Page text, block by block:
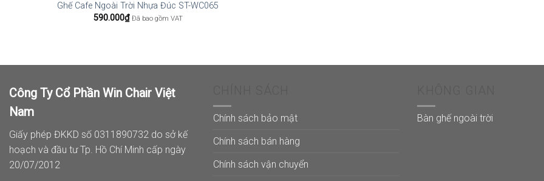
Ghế Cafe Ngoài Trời Nhựa Đúc ST-WC065
590.000₫ Đã bao gồm VAT
Công Ty Cổ Phần Win Chair Việt
Nam
Giấy phép ĐKKD số 0311890732 do sở kế
hoạch và đầu tư Tp. Hồ Chí Minh cấp ngày
20/07/2012
Chính sách bảo mật
Chính sách bán hàng
Chính sách vận chuyển
Bàn ghế ngoài trời